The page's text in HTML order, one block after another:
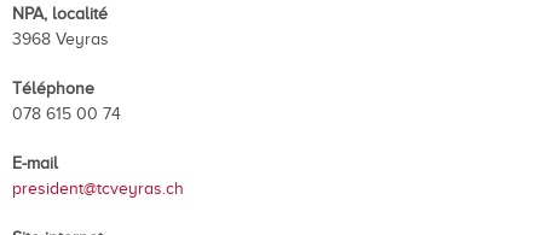
NPA, localité
3968 Veyras
Téléphone
078 615 00 74
E-mail
president@tcveyras.ch